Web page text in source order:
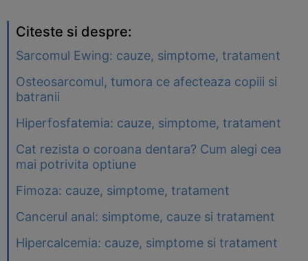
Citeste si despre:
Sarcomul Ewing: cauze, simptome, tratament
Osteosarcomul, tumora ce afecteaza copiii si
batranii
Hiperfosfatemia: cauze, simptome, tratament
Cat rezista o coroana dentara? Cum alegi cea
mai potrivita optiune
Fimoza: cauze, simptome, tratament
Cancerul anal: simptome, cauze si tratament
Hipercalcemia: cauze, simptome si tratament